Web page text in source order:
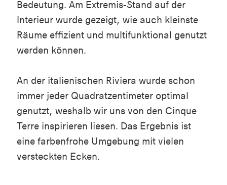
Bedeutung. Am Extremis-Stand auf der
Interieur wurde gezeigt, wie auch kleinste
Räume effizient und multifunktional genutzt
werden können.
An der italienischen Riviera wurde schon
immer jeder Quadratzentimeter optimal
genutzt, weshalb wir uns von den Cinque
Terre inspirieren liesen. Das Ergebnis ist
eine farbenfrohe Umgebung mit vielen
versteckten Ecken.